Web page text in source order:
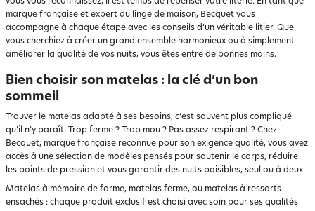
marque française et expert du linge de maison, Becquet vous
accompagne à chaque étape avec les conseils d’un véritable litier. Que
vous cherchiez à créer un grand ensemble harmonieux ou à simplement
améliorer la qualité de vos nuits, vous êtes entre de bonnes mains.
Bien choisir son matelas : la clé d’un bon
sommeil
Trouver le matelas adapté à ses besoins, c’est souvent plus compliqué
qu’il n’y paraît. Trop ferme ? Trop mou ? Pas assez respirant ? Chez
Becquet, marque française reconnue pour son exigence qualité, vous avez
accès à une sélection de modèles pensés pour soutenir le corps, réduire
les points de pression et vous garantir des nuits paisibles, seul ou à deux.
Matelas à mémoire de forme, matelas ferme, ou matelas à ressorts
ensachés : chaque produit exclusif est choisi avec soin pour ses qualités